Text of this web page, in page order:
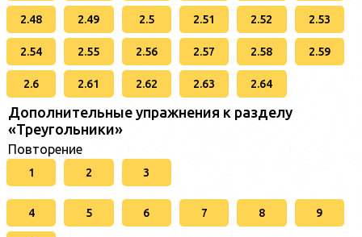
2.48 2.49 2.5 2.51 2.52 2.53
2.54 2.55 2.56 2.57 2.58 2.59
2.6 2.61 2.62 2.63 2.64
Дополнительные упражнения к разделу
«Треугольники»
Повторение
1 2 3
4 5 6 7 8 9